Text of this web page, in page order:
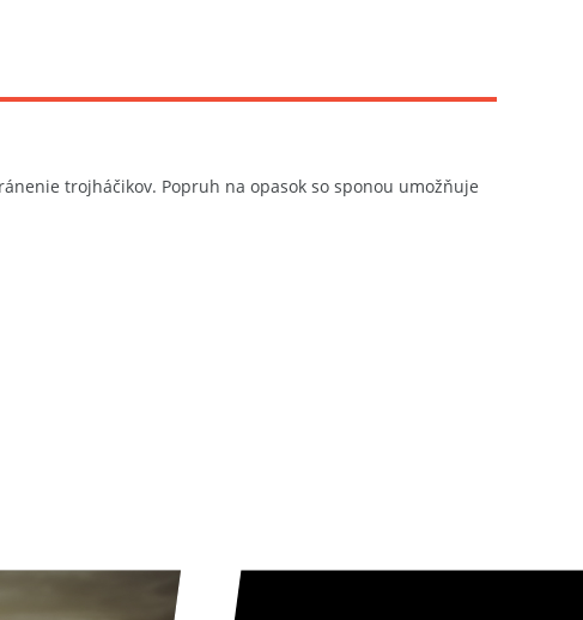
trojháčikov. Popruh na opasok so sponou umožňuje